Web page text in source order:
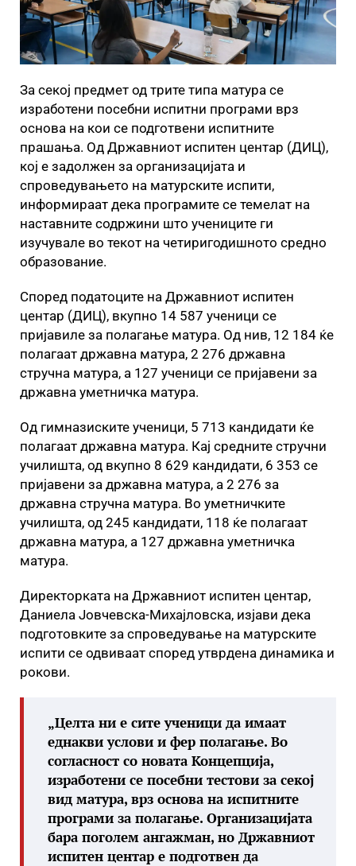
За секој предмет од трите типа матура се
изработени посебни испитни програми врз
основа на кои се подготвени испитните
прашања. Од Државниот испитен центар (ДИЦ),
кој е задолжен за организацијата и
спроведувањето на матурските испити,
информираат дека програмите се темелат на
наставните содржини што учениците ги
изучувале во текот на четиригодишното средно
образование.
Според податоците на Државниот испитен
центар (ДИЦ), вкупно 14 587 ученици се
пријавиле за полагање матура. Од нив, 12 184 ќе
полагаат државна матура, 2 276 државна
стручна матура, а 127 ученици се пријавени за
државна уметничка матура.
Од гимназиските ученици, 5 713 кандидати ќе
полагаат државна матура. Кај средните стручни
училишта, од вкупно 8 629 кандидати, 6 353 се
пријавени за државна матура, а 2 276 за
државна стручна матура. Во уметничките
училишта, од 245 кандидати, 118 ќе полагаат
државна матура, а 127 државна уметничка
матура.
Директорката на Државниот испитен центар,
Даниела Јовчевска-Михајловска, изјави дека
подготовките за спроведување на матурските
испити се одвиваат според утврдена динамика и
рокови.
„Целта ни е сите ученици да имаат
еднакви услови и фер полагање. Во
согласност со новата Концепција,
изработени се посебни тестови за секој
вид матура, врз основа на испитните
програми за полагање. Организацијата
бара поголем ангажман, но Државниот
испитен центар е подготвен да